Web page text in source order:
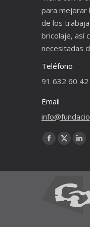
para mejorar
de los
bricolaje, así
necesitadas
Teléfono
91 632 60 42
Email
Encuéntranos
Facebook
opens
new
window
X
opens
in
new
window